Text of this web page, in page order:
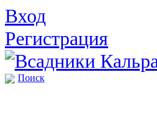
Вход
Регистрация
Поиск